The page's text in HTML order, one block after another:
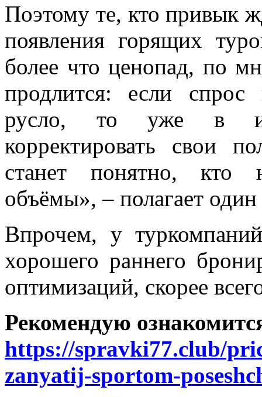
Поэтому те, кто привык
появления горящих
более что ценопад, по
продлится: если
русло, то уже в
корректировать свои
станет понятно, кто
объёмы», – полагает один
Впрочем, у
хорошего раннего
оптимизаций, скорее
Рекомендую
https://spravki77.club/
zanyatij-sportom-